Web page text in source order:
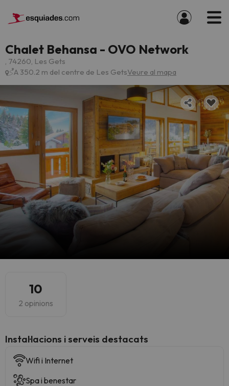
Chalet Behansa - OVO Network
, 74260, Les Gets
A 350.2 m del centre de Les GetsVeure al mapa
10
2 opinions
Instal·lacions i serveis destacats
Wifi i Internet
Spa i benestar